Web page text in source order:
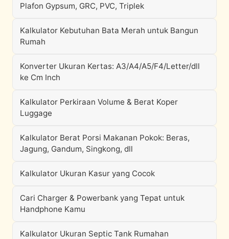
Plafon Gypsum, GRC, PVC, Triplek
Kalkulator Kebutuhan Bata Merah untuk Bangun
Rumah
Konverter Ukuran Kertas: A3/A4/A5/F4/Letter/dll
ke Cm Inch
Kalkulator Perkiraan Volume & Berat Koper
Luggage
Kalkulator Berat Porsi Makanan Pokok: Beras,
Jagung, Gandum, Singkong, dll
Kalkulator Ukuran Kasur yang Cocok
Cari Charger & Powerbank yang Tepat untuk
Handphone Kamu
Kalkulator Ukuran Septic Tank Rumahan